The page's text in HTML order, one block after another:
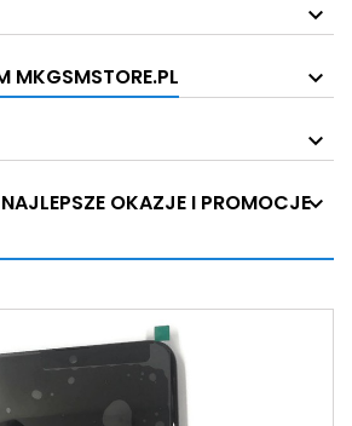
MKGSMSTORE.PL
OKAZJE I PROMOCJE